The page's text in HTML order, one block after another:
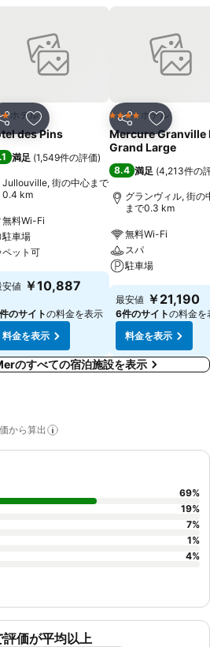
ェア お気に入りに追加
テルのランク
ホテル
des Pins
満足 (1,549件の評価)
Jullouville, 街の中心まで
0.4 km
無料Wi-Fi
駐車場
ペット可
安値 ￥10,887
のサイトの料金を表示
料金を表示
シェア お気に入
4 ホテルのランク
ホテル
Mercure Granville
Grand Large
8.4 満足 (4,213件の
グランヴィル, 街の
まで0.3 km
無料Wi-Fi
スパ
駐車場
最安値 ￥21,190
6件のサイトの料金を
料金を表示
のすべての宿泊施設を表示
から算出
価が平均以上
69%
19%
7%
1%
4%